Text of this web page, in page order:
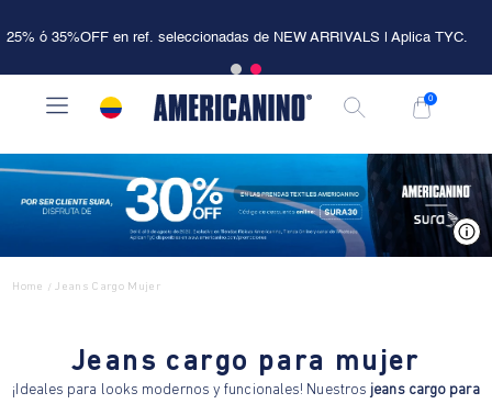
25% ó 35%OFF en ref. seleccionadas de NEW ARRIVALS | Aplica TYC.
0
Home / Jeans Cargo Mujer
Jeans cargo para mujer
¡Ideales para looks modernos y funcionales! Nuestros jeans cargo para